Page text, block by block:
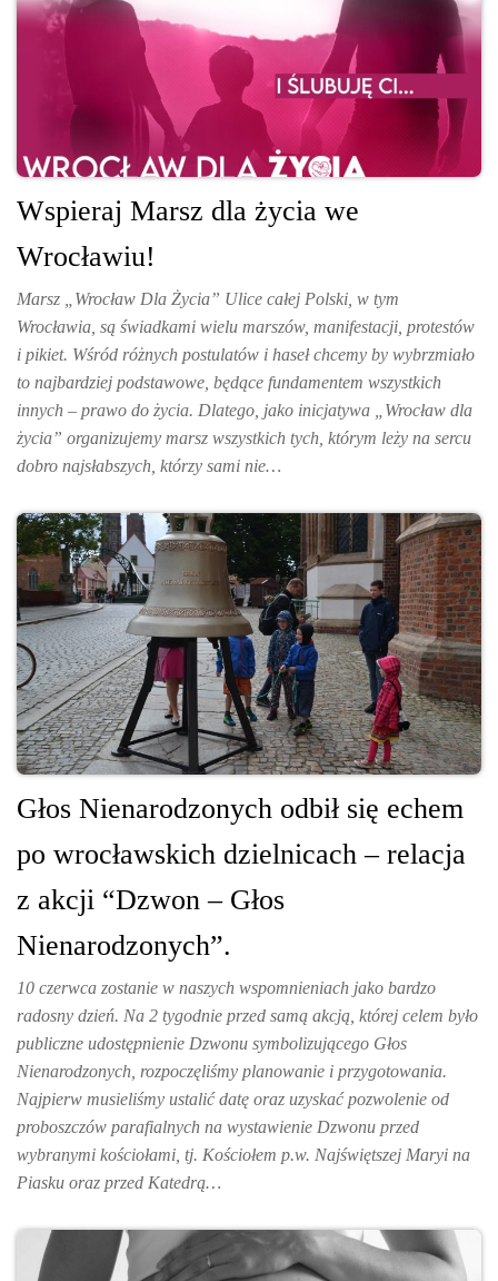
Wspieraj Marsz dla życia we
Wrocławiu!
Marsz „Wrocław Dla Życia” Ulice całej Polski, w tym
Wrocławia, są świadkami wielu marszów, manifestacji, protestów
i pikiet. Wśród różnych postulatów i haseł chcemy by wybrzmiało
to najbardziej podstawowe, będące fundamentem wszystkich
innych – prawo do życia. Dlatego, jako inicjatywa „Wrocław dla
życia” organizujemy marsz wszystkich tych, którym leży na sercu
dobro najsłabszych, którzy sami nie…
Głos Nienarodzonych odbił się echem
po wrocławskich dzielnicach – relacja
z akcji “Dzwon – Głos
Nienarodzonych”.
10 czerwca zostanie w naszych wspomnieniach jako bardzo
radosny dzień. Na 2 tygodnie przed samą akcją, której celem było
publiczne udostępnienie Dzwonu symbolizującego Głos
Nienarodzonych, rozpoczęliśmy planowanie i przygotowania.
Najpierw musieliśmy ustalić datę oraz uzyskać pozwolenie od
proboszczów parafialnych na wystawienie Dzwonu przed
wybranymi kościołami, tj. Kościołem p.w. Najświętszej Maryi na
Piasku oraz przed Katedrą…